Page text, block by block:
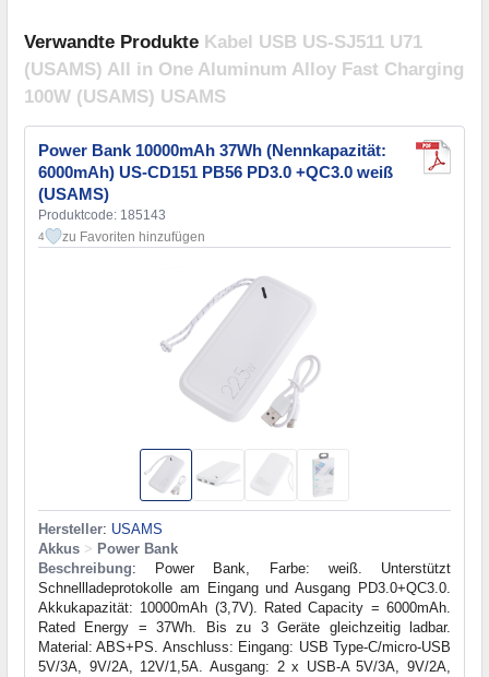
Verwandte Produkte Kabel USB US-SJ511 U71
(USAMS) All in One Aluminum Alloy Fast Charging
100W (USAMS) USAMS
Power Bank 10000mAh 37Wh (Nennkapazität:
6000mAh) US-CD151 PB56 PD3.0 +QC3.0 weiß
(USAMS)
Produktcode: 185143
4 zu Favoriten hinzufügen
Hersteller: USAMS
Akkus > Power Bank
Beschreibung: Power Bank, Farbe: weiß. Unterstützt
Schnellladeprotokolle am Eingang und Ausgang PD3.0+QC3.0.
Akkukapazität: 10000mAh (3,7V). Rated Capacity = 6000mAh.
Rated Energy = 37Wh. Bis zu 3 Geräte gleichzeitig ladbar.
Material: ABS+PS. Anschluss: Eingang: USB Type-C/micro-USB
5V/3A, 9V/2A, 12V/1,5A. Ausgang: 2 x USB-A 5V/3A, 9V/2A,